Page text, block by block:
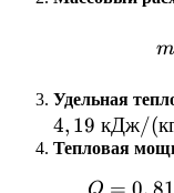
m
Удельная
4, 19 кДж/(
Тепловая